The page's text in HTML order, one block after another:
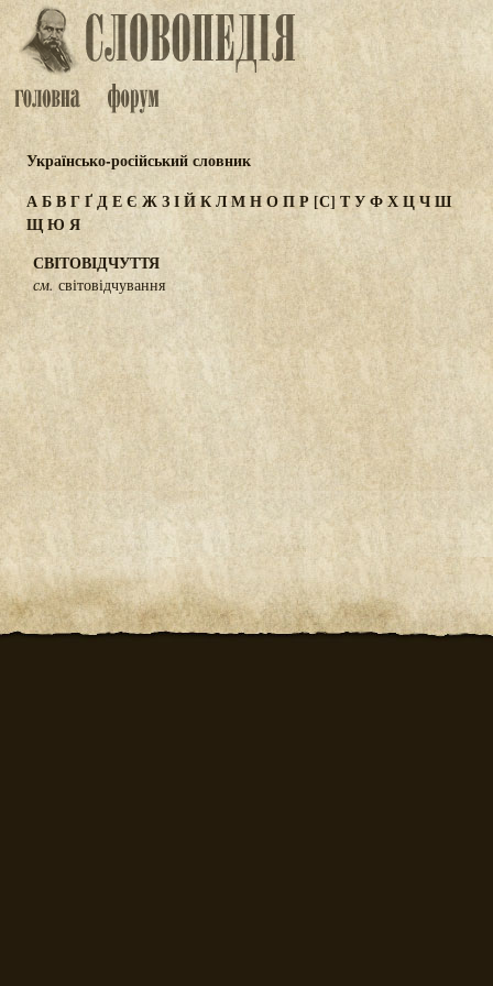
Українсько-російський словник
АБВГҐДЕЄ ЖЗІЙКЛМНОПР [С] ТУФХЦЧШ
ЩЮ Я
СВІТОВІДЧУТТЯ
см. світовідчування